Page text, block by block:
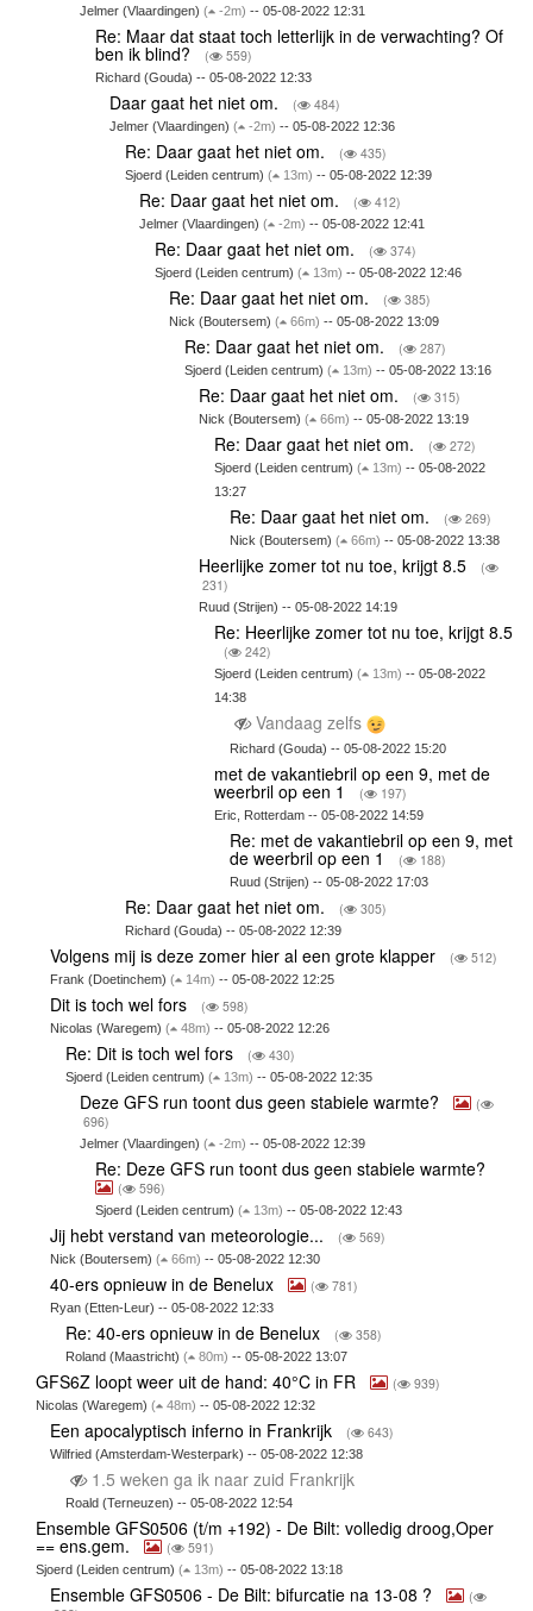
Jelmer (Vlaardingen)( -2m) -- 05-08-2022 12:31
Re: Maar dat staat toch letterlijk in de verwachting? Of
ben ik blind? ( 559)
Richard (Gouda) -- 05-08-2022 12:33
Daar gaat het niet om. ( 484)
Jelmer (Vlaardingen)( -2m) -- 05-08-2022 12:36
Re: Daar gaat het niet om. ( 435)
Sjoerd (Leiden centrum) ( 13m) -- 05-08-2022 12:39
Re: Daar gaat het niet om. ( 412)
Jelmer (Vlaardingen)( -2m) -- 05-08-2022 12:41
Re: Daar gaat het niet om. ( 374)
Sjoerd (Leiden centrum) ( 13m) -- 05-08-2022 12:46
Re: Daar gaat het niet om. ( 385)
Nick (Boutersem)( 66m) -- 05-08-2022 13:09
Re: Daar gaat het niet om. ( 287)
Sjoerd (Leiden centrum) ( 13m) -- 05-08-2022 13:16
Re: Daar gaat het niet om. ( 315)
Nick (Boutersem)( 66m) -- 05-08-2022 13:19
Re: Daar gaat het niet om. ( 272)
Sjoerd (Leiden centrum)( 13m) -- 05-08-2022
13:27
Re: Daar gaat het niet om. ( 269)
Nick (Boutersem) ( 66m) -- 05-08-2022 13:38
Heerlijke zomer tot nu toe, krijgt 8.5
(
231)
Ruud (Strijen) -- 05-08-2022 14:19
Re: Heerlijke zomer tot nu toe, krijgt 8.5
( 242)
Sjoerd (Leiden centrum)( 13m) -- 05-08-2022
14:38
Vandaag zelfs
Richard (Gouda) -- 05-08-2022 15:20
met de vakantiebril op een 9, met de
weerbril op een 1 ( 197)
Eric, Rotterdam -- 05-08-2022 14:59
Re: met de vakantiebril op een 9, met
de weerbril op een 1 ( 188)
Ruud (Strijen) -- 05-08-2022 17:03
Re: Daar gaat het niet om. ( 305)
Richard (Gouda) -- 05-08-2022 12:39
Volgens mij is deze zomer hier al een grote klapper ( 512)
Frank (Doetinchem)( 14m) -- 05-08-2022 12:25
Dit is toch wel fors ( 598)
Nicolas (Waregem)( 48m) -- 05-08-2022 12:26
Re: Dit is toch wel fors ( 430)
Sjoerd (Leiden centrum) ( 13m) -- 05-08-2022 12:35
Deze GFS run toont dus geen stabiele warmte?
(
696)
Jelmer (Vlaardingen)( -2m) -- 05-08-2022 12:39
Re: Deze GFS run toont dus geen stabiele warmte?
( 596)
Sjoerd (Leiden centrum) ( 13m) -- 05-08-2022 12:43
Jij hebt verstand van meteorologie... ( 569)
Nick (Boutersem)( 66m) -- 05-08-2022 12:30
40-ers opnieuw in de Benelux ( 781)
Ryan (Etten-Leur) -- 05-08-2022 12:33
Re: 40-ers opnieuw in de Benelux ( 358)
Roland (Maastricht) ( 80m) -- 05-08-2022 13:07
GFS6Z loopt weer uit de hand: 40°C in FR ( 939)
Nicolas (Waregem) ( 48m) -- 05-08-2022 12:32
Een apocalyptisch inferno in Frankrijk ( 643)
Wilfried (Amsterdam-Westerpark) -- 05-08-2022 12:38
1.5 weken ga ik naar zuid Frankrijk
Roald (Terneuzen) -- 05-08-2022 12:54
Ensemble GFS0506 (t/m +192) - De Bilt: volledig droog,Oper
== ens.gem. ( 591)
Sjoerd (Leiden centrum) ( 13m) -- 05-08-2022 13:18
Ensemble GFS0506 - De Bilt: bifurcatie na 13-08 ?
(